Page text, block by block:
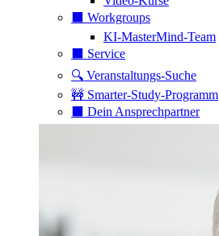
⬛️ Workgroups
KI-MasterMind-Team
⬛️ Service
🔍 Veranstaltungs-Suche
🚧 Smarter-Study-Programm
⬛️ Dein Ansprechpartner